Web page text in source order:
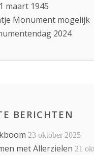
maart 1945
Monument mogelijk
2024
BERICHTEN
23 oktober 2025
met Allerzielen 21